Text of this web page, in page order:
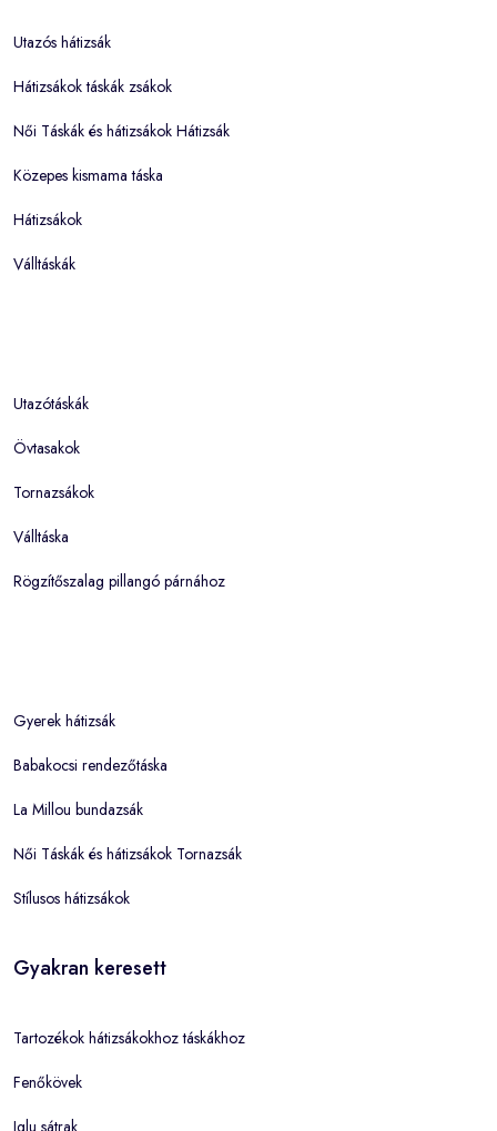
Utazós hátizsák
Hátizsákok táskák zsákok
Női Táskák és hátizsákok Hátizsák
Közepes kismama táska
Hátizsákok
Válltáskák
Utazótáskák
Övtasakok
Tornazsákok
Válltáska
Rögzítőszalag pillangó párnához
Gyerek hátizsák
Babakocsi rendezőtáska
La Millou bundazsák
Női Táskák és hátizsákok Tornazsák
Stílusos hátizsákok
Gyakran keresett
Tartozékok hátizsákokhoz táskákhoz
Fenőkövek
Iglu sátrak